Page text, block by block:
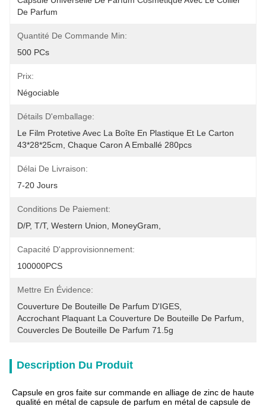
De Parfum
Quantité De Commande Min:
500 PCs
Prix:
Négociable
Détails D'emballage:
Le Film Protetive Avec La Boîte En Plastique Et Le Carton
43*28*25cm, Chaque Caron A Emballé 280pcs
Délai De Livraison:
7-20 Jours
Conditions De Paiement:
D/P, T/T, Western Union, MoneyGram,
Capacité D'approvisionnement:
100000PCS
Mettre En Évidence:
Couverture De Bouteille De Parfum D'IGES
Accrochant Plaquant La Couverture De Bouteille De Parfum
Couvercles De Bouteille De Parfum 71.5g
Description Du Produit
Capsule en gros faite sur commande en alliage de zinc de haute
qualité en métal de capsule de parfum en métal de capsule de